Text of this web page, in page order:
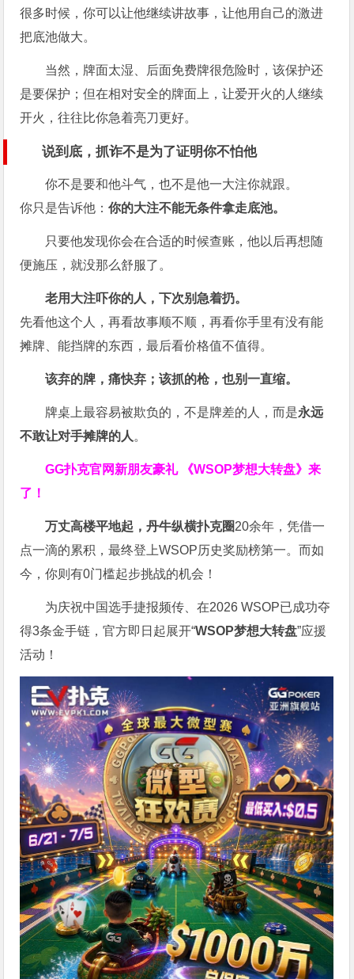
很多时候，你可以让他继续讲故事，让他用自己的激进
把底池做大。
当然，牌面太湿、后面免费牌很危险时，该保护还
是要保护；但在相对安全的牌面上，让爱开火的人继续
开火，往往比你急着亮刀更好。
说到底，抓诈不是为了证明你不怕他
你不是要和他斗气，也不是他一大注你就跟。
你只是告诉他：你的大注不能无条件拿走底池。
只要他发现你会在合适的时候查账，他以后再想随
便施压，就没那么舒服了。
老用大注吓你的人，下次别急着扔。
先看他这个人，再看故事顺不顺，再看你手里有没有能
摊牌、能挡牌的东西，最后看价格值不值得。
该弃的牌，痛快弃；该抓的枪，也别一直缩。
牌桌上最容易被欺负的，不是牌差的人，而是永远
不敢让对手摊牌的人 。
GG扑克官网新朋友豪礼
《WSOP梦想大转盘》来
了！
万丈高楼平地起，丹牛纵横扑克圈20余年，凭借一
点一滴的累积，最终登上WSOP历史奖励榜第一。而如
今，你则有0门槛起步挑战的机会！
为庆祝中国选手捷报频传、在2026 WSOP已成功夺
得3条金手链，官方即日起展开“WSOP梦想大转盘”应援
活动！